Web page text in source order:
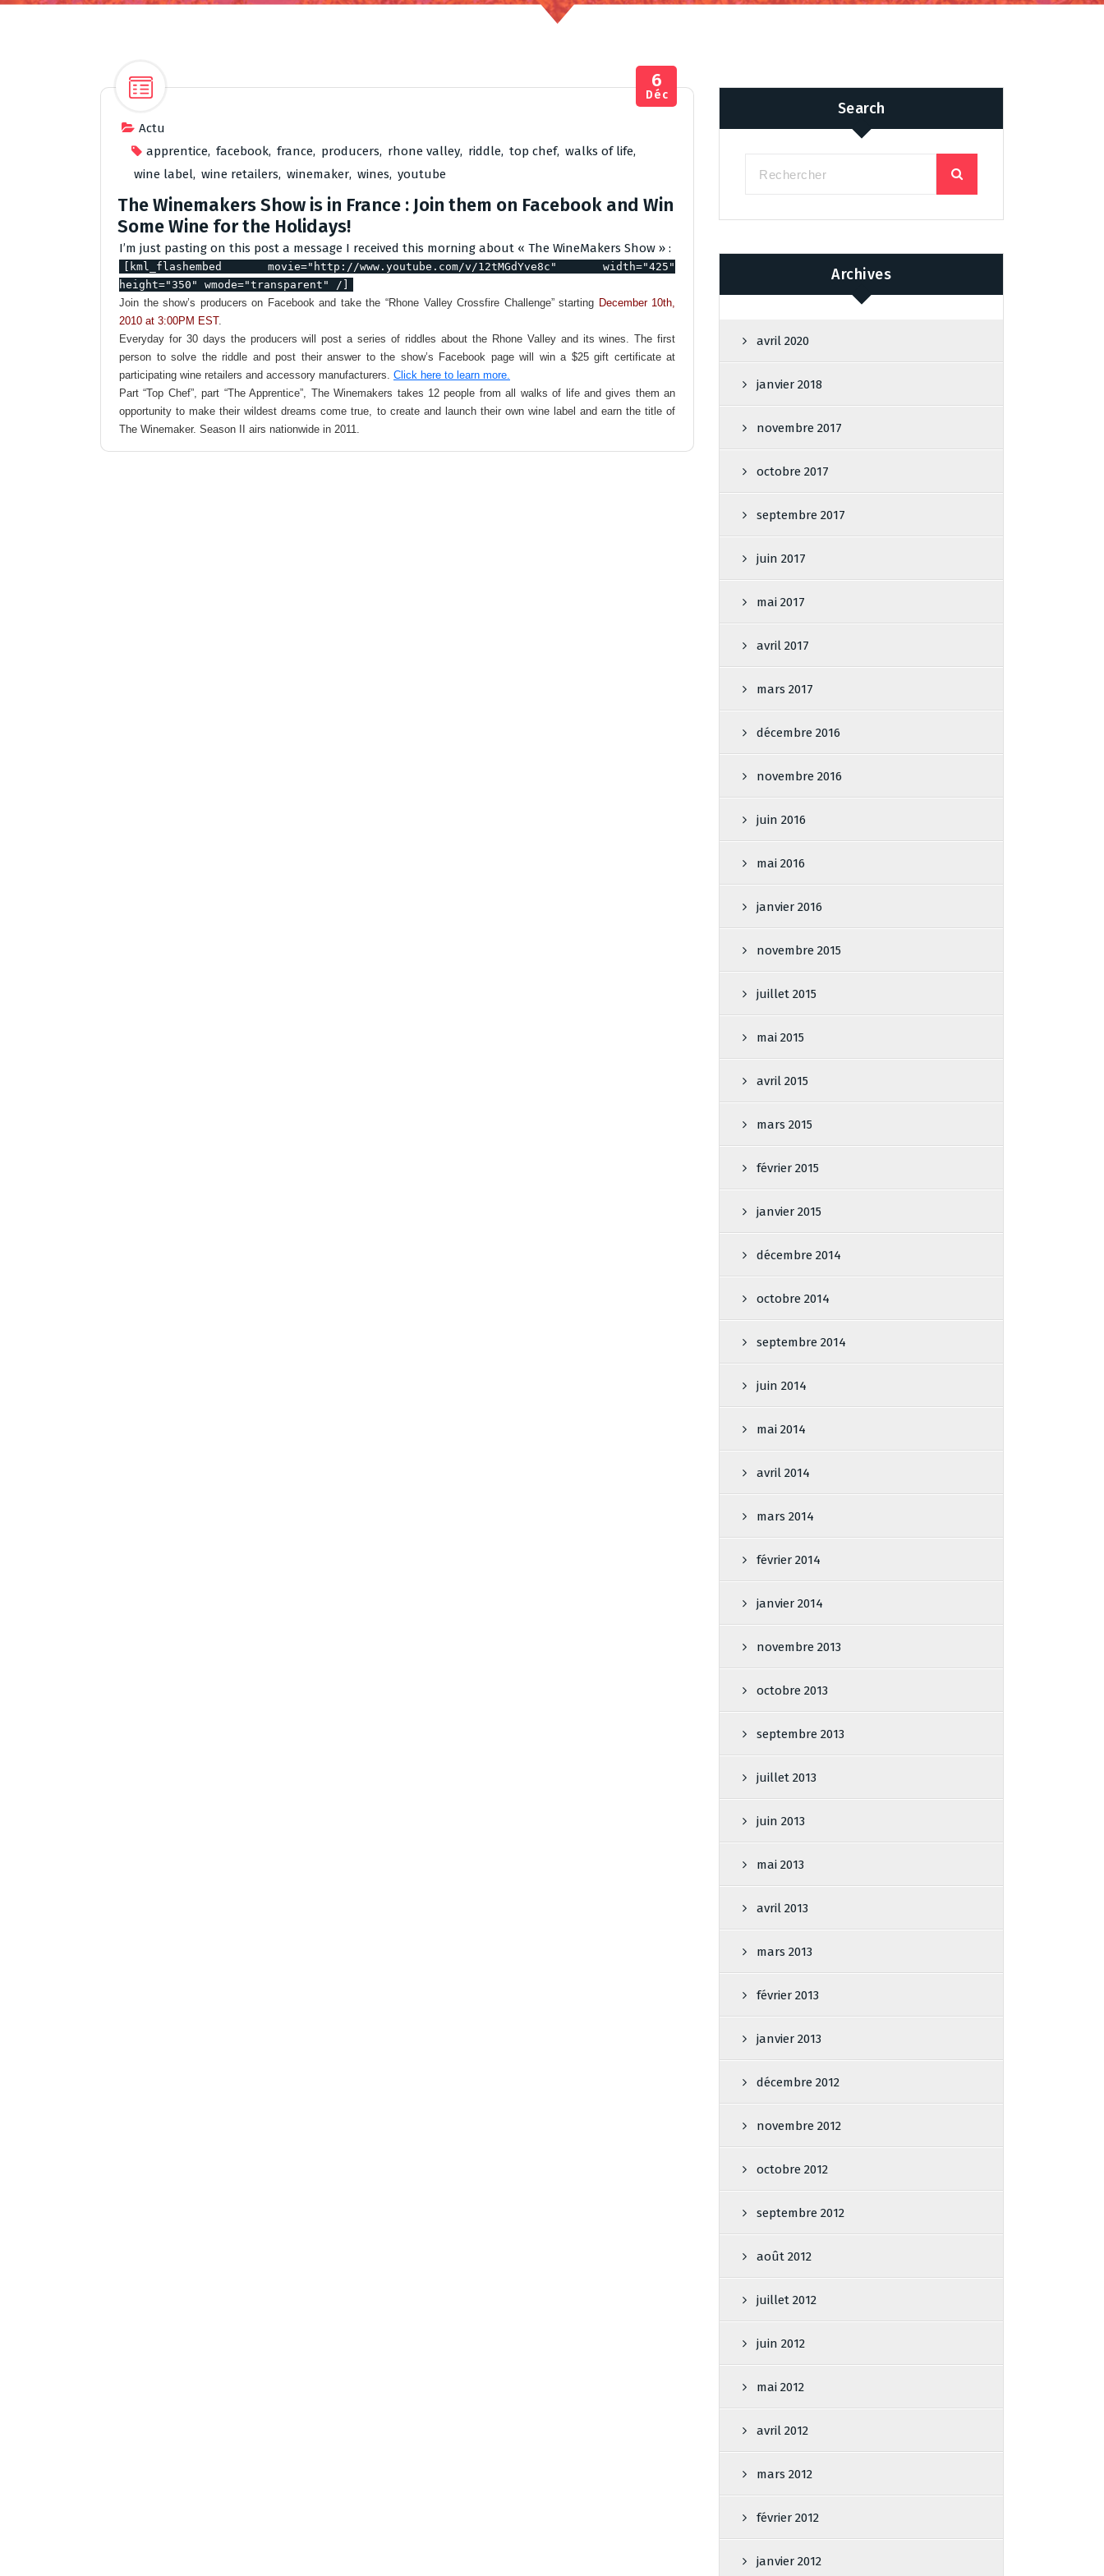
Actu
apprentice, facebook, france, producers, rhone valley, riddle, top chef, walks of life,
wine label, wine retailers, winemaker, wines, youtube
6
Déc
The Winemakers Show is in France : Join them on Facebook and Win
Some Wine for the Holidays!
I’m just pasting on this post a message I received this morning about « The WineMakers Show » :
[kml_flashembed movie="http://www.youtube.com/v/12tMGdYve8c" width="425"
height="350" wmode="transparent" /]
Join the show’s producers on Facebook and take the “Rhone Valley Crossfire Challenge” starting December 10th,
2010 at 3:00PM EST.
Everyday for 30 days the producers will post a series of riddles about the Rhone Valley and its wines. The first
person to solve the riddle and post their answer to the show’s Facebook page will win a $25 gift certificate at
participating wine retailers and accessory manufacturers. Click here to learn more.
Part “Top Chef”, part “The Apprentice”, The Winemakers takes 12 people from all walks of life and gives them an
opportunity to make their wildest dreams come true, to create and launch their own wine label and earn the title of
The Winemaker. Season II airs nationwide in 2011.
Search
Archives
avril 2020
janvier 2018
novembre 2017
octobre 2017
septembre 2017
juin 2017
mai 2017
avril 2017
mars 2017
décembre 2016
novembre 2016
juin 2016
mai 2016
janvier 2016
novembre 2015
juillet 2015
mai 2015
avril 2015
mars 2015
février 2015
janvier 2015
décembre 2014
octobre 2014
septembre 2014
juin 2014
mai 2014
avril 2014
mars 2014
février 2014
janvier 2014
novembre 2013
octobre 2013
septembre 2013
juillet 2013
juin 2013
mai 2013
avril 2013
mars 2013
février 2013
janvier 2013
décembre 2012
novembre 2012
octobre 2012
septembre 2012
août 2012
juillet 2012
juin 2012
mai 2012
avril 2012
mars 2012
février 2012
janvier 2012